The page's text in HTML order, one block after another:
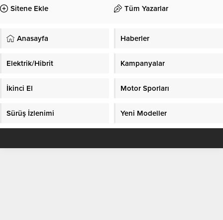
Sitene Ekle Tüm Yazarlar
Anasayfa Haberler
Elektrik/Hibrit Kampanyalar
İkinci El Motor Sporları
Sürüş İzlenimi Yeni Modeller